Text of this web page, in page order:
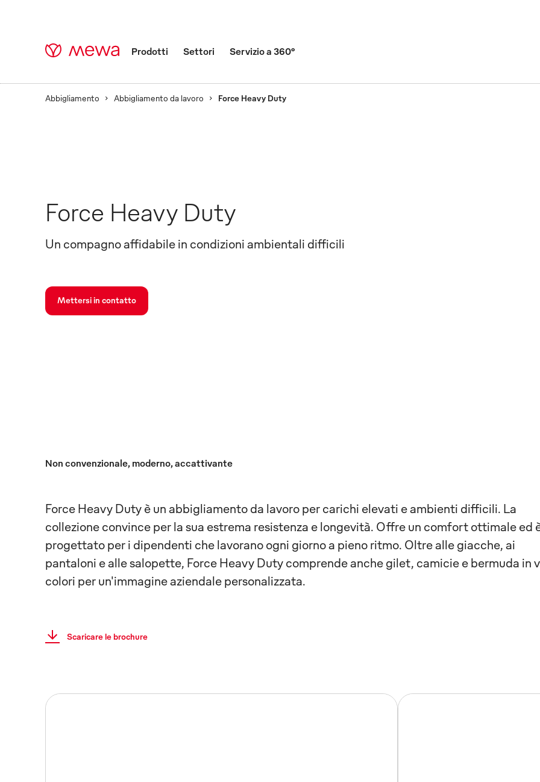
Prodotti Settori Servizio a 360°
Abbigliamento Abbigliamento da lavoro Force Heavy Duty
Force Heavy Duty
Un compagno affidabile in condizioni ambientali difficili
Mettersi in contatto
Non convenzionale, moderno, accattivante
Force Heavy Duty è un abbigliamento da lavoro per carichi elevati e ambienti difficili. La
collezione convince per la sua estrema resistenza e longevità. Offre un comfort ottimale ed
progettato per i dipendenti che lavorano ogni giorno a pieno ritmo. Oltre alle giacche, ai
pantaloni e alle salopette, Force Heavy Duty comprende anche gilet, camicie e bermuda in
colori per un'immagine aziendale personalizzata.
Scaricare le brochure